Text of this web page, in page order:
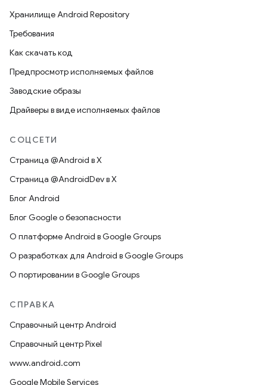
Хранилище Android Repository
Требования
Как скачать код
Предпросмотр исполняемых файлов
Заводские образы
Драйверы в виде исполняемых файлов
СОЦСЕТИ
Страница @Android в X
Страница @AndroidDev в X
Блог Android
Блог Google о безопасности
О платформе Android в Google Groups
О разработках для Android в Google Groups
О портировании в Google Groups
СПРАВКА
Справочный центр Android
Справочный центр Pixel
www.android.com
Google Mobile Services